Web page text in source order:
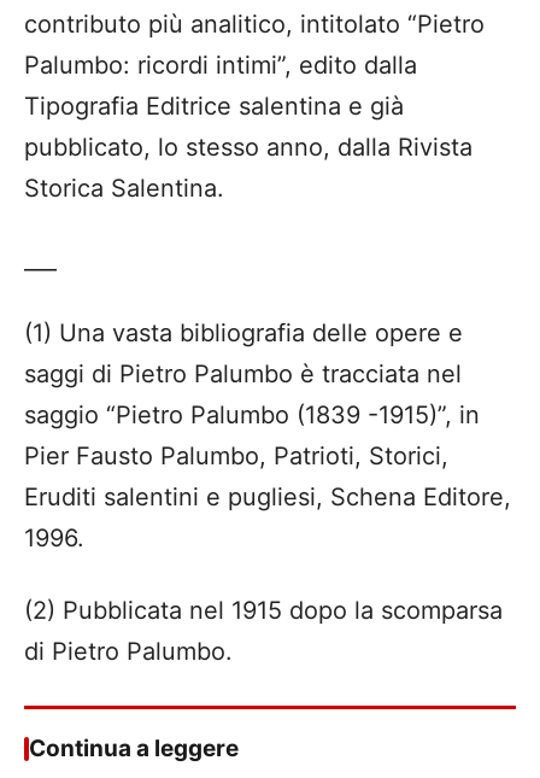
contributo più analitico, intitolato “Pietro
Palumbo: ricordi intimi”, edito dalla
Tipografia Editrice salentina e già
pubblicato, lo stesso anno, dalla Rivista
Storica Salentina.
(1) Una vasta bibliografia delle opere e
saggi di Pietro Palumbo è tracciata nel
saggio “Pietro Palumbo (1839 -1915)”, in
Pier Fausto Palumbo, Patrioti, Storici,
Eruditi salentini e pugliesi, Schena Editore,
1996.
(2) Pubblicata nel 1915 dopo la scomparsa
di Pietro Palumbo.
Continua a leggere